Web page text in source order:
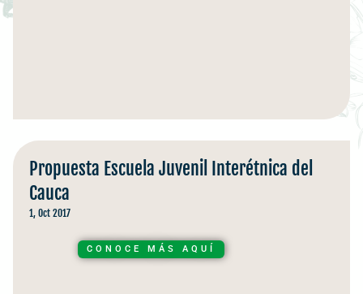
Propuesta Escuela Juvenil Interétnica del
Cauca
1, Oct 2017
CONOCE MÁS AQUÍ